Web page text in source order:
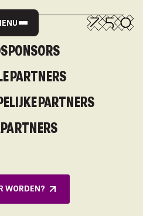
PARTNERS
PARTNERS
WORDEN?